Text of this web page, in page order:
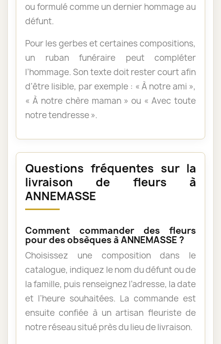
ou formulé comme un dernier hommage au
défunt.
Pour les gerbes et certaines compositions,
un ruban funéraire peut compléter
l’hommage. Son texte doit rester court afin
d’être lisible, par exemple : « À notre ami »,
« À notre chère maman » ou « Avec toute
notre tendresse ».
Questions fréquentes sur la
livraison de fleurs à
ANNEMASSE
Comment commander des fleurs
pour des obsèques à ANNEMASSE ?
Choisissez une composition dans le
catalogue, indiquez le nom du défunt ou de
la famille, puis renseignez l’adresse, la date
et l’heure souhaitées. La commande est
ensuite confiée à un artisan fleuriste de
notre réseau situé près du lieu de livraison.